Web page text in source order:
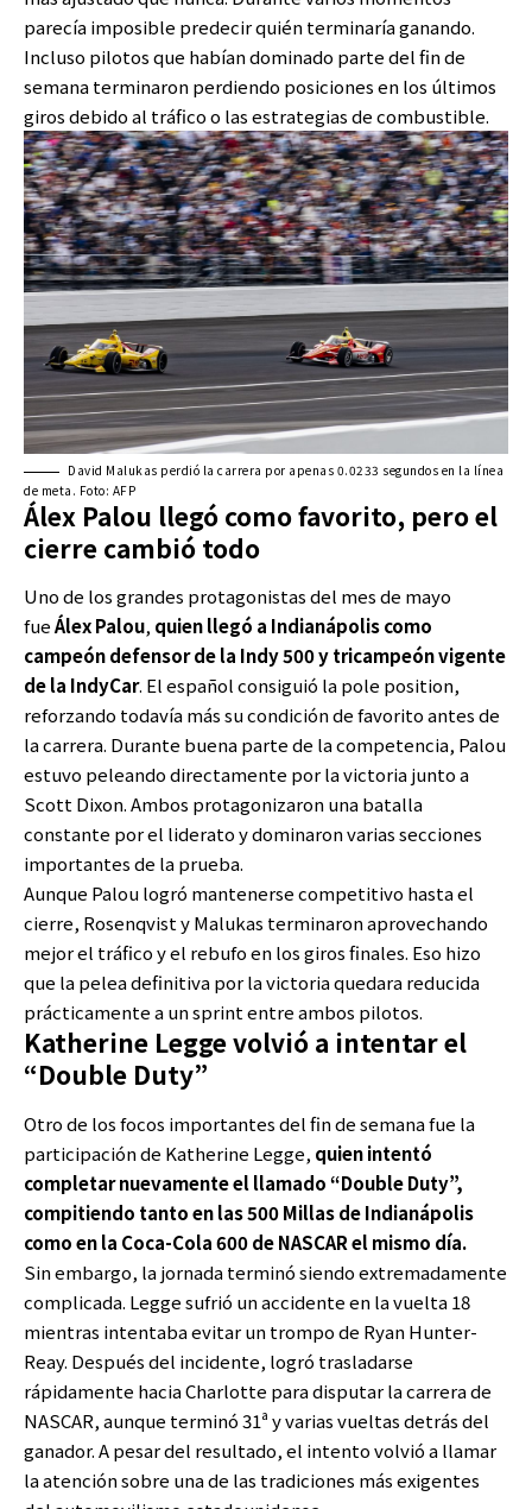
parecía imposible predecir quién terminaría ganando.
Incluso pilotos que habían dominado parte del fin de
semana terminaron perdiendo posiciones en los últimos
giros debido al tráfico o las estrategias de combustible.
David Malukas perdió la carrera por apenas 0.0233 segundos en la línea
de meta. Foto: AFP
Álex Palou llegó como favorito, pero el
cierre cambió todo
Uno de los grandes protagonistas del mes de mayo
fueÁlex Palou, quien llegó a Indianápolis como
campeón defensor de la Indy 500 y tricampeón vigente
de la IndyCar. El español consiguió la pole position,
reforzando todavía más su condición de favorito antes de
la carrera. Durante buena parte de la competencia, Palou
estuvo peleando directamente por la victoria junto a
Scott Dixon. Ambos protagonizaron una batalla
constante por el liderato y dominaron varias secciones
importantes de la prueba.
Aunque Palou logró mantenerse competitivo hasta el
cierre, Rosenqvist y Malukas terminaron aprovechando
mejor el tráfico y el rebufo en los giros finales. Eso hizo
que la pelea definitiva por la victoria quedara reducida
prácticamente a un sprint entre ambos pilotos.
Katherine Legge volvió a intentar el
“Double Duty”
Otro de los focos importantes del fin de semana fue la
participación de Katherine Legge, quien intentó
completar nuevamente el llamado “Double Duty”,
compitiendo tanto en las 500 Millas de Indianápolis
como en la Coca-Cola 600 de NASCAR el mismo día.
Sin embargo, la jornada terminó siendo extremadamente
complicada. Legge sufrió un accidente en la vuelta 18
mientras intentaba evitar un trompo de Ryan Hunter-
Reay. Después del incidente, logró trasladarse
rápidamente hacia Charlotte para disputar la carrera de
NASCAR, aunque terminó 31ª y varias vueltas detrás del
ganador. A pesar del resultado, el intento volvió a llamar
la atención sobre una de las tradiciones más exigentes